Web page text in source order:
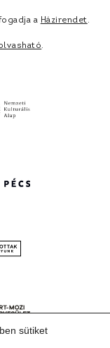
a Házirendet.
.
sütiket